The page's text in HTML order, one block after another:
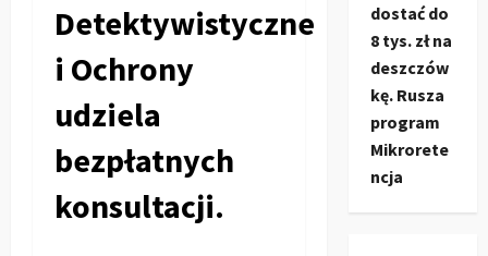
Detektywistyczne
i Ochrony
udziela
bezpłatnych
konsultacji.
dostać do
8 tys. zł na
deszczów
kę. Rusza
program
Mikrorete
ncja